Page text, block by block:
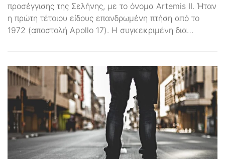
προσέγγισης της Σελήνης, με το όνομα Artemis II. Ήταν
η πρώτη τέτοιου είδους επανδρωμένη πτήση από το
1972 (αποστολή Apollo 17). Η συγκεκριμένη δια…